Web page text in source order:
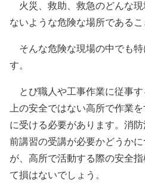
火災、救助、救急のどんな
ないような危険な場所であるこ
そんな危険な現場の中でも特
す。
とび職人や工事作業に従事
上の安全ではない高所で作業
に受ける必要があります。消
前講習の受講が必要かどうか
が、高所で活動する際の安全
て損はないでしょう。